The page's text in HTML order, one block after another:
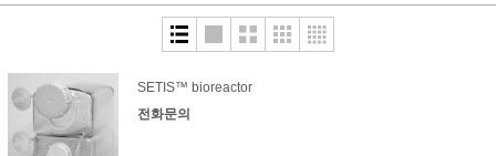
SETIS™ bioreactor
전화문의